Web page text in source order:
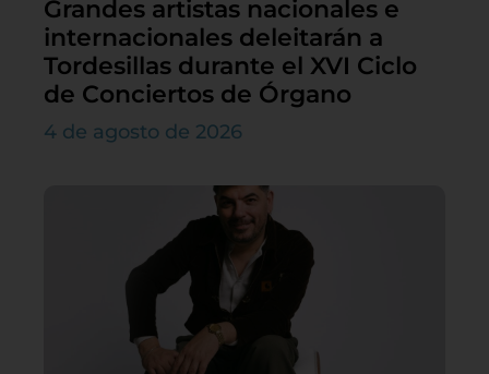
Grandes artistas nacionales e
internacionales deleitarán a
Tordesillas durante el XVI Ciclo
de Conciertos de Órgano
4 de agosto de 2026